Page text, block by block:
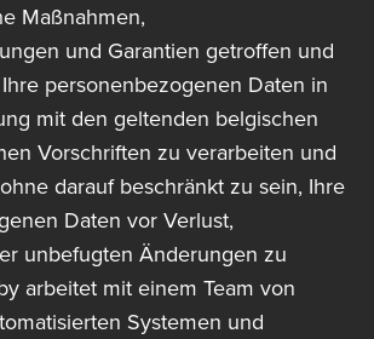
Maßnahmen,
und Garantien getroffen und
personenbezogenen Daten in
mit den geltenden belgischen
Vorschriften zu verarbeiten und
darauf beschränkt zu sein, Ihre
Daten vor Verlust,
unbefugten Änderungen zu
arbeitet mit einem Team von
Systemen und